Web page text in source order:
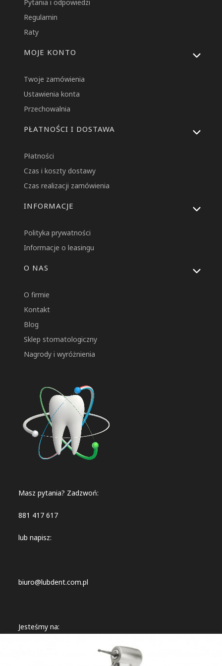
Pytania i odpowiedzi
Regulamin
Raty
MOJE KONTO
Twoje zamówienia
Ustawienia konta
Przechowalnia
PŁATNOŚCI I DOSTAWA
Płatności
Czas i koszty dostawy
Czas realizacji zamówienia
INFORMACJE
Polityka prywatności
Informacje o leasingu
O NAS
O firmie
Kontakt
Blog
Sklep stomatologiczny
Nagrody i wyróżnienia
Masz pytania? Zadzwoń:
881 417 617
lub napisz:
biuro@lubdent.com.pl
Jesteśmy na: